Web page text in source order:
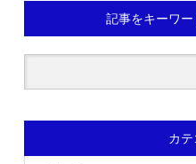
記事をキーワー
カ